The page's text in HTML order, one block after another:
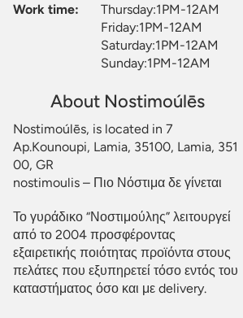
Work time:
Thursday:1PM-12AM
Friday:1PM-12AM
Saturday:1PM-12AM
Sunday:1PM-12AM
About Nostimoúlēs
Nostimoúlēs, is located in 7
Ap.Kounoupi, Lamia, 35100, Lamia, 351
00, GR
nostimoulis – Πιο Νόστιμα δε γίνεται
Το γυράδικο “Νοστιμούλης” λειτουργεί
από το 2004 προσφέροντας
εξαιρετικής ποιότητας προϊόντα στους
πελάτες που εξυπηρετεί τόσο εντός του
καταστήματος όσο και με delivery.